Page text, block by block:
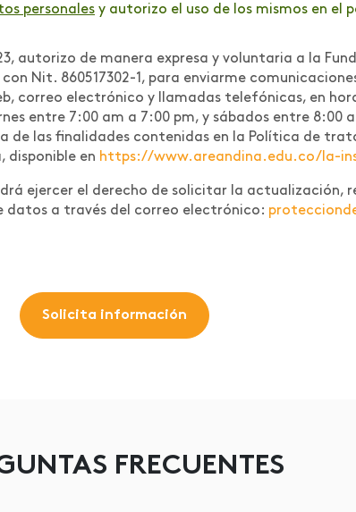
personales y autorizo el uso de los mismos en el
autorizo de manera expresa y voluntaria a la
Nit. 860517302-1, para enviarme
correo electrónico y llamadas telefónicas, en
entre 7:00 am a 7:00 pm, y sábados entre 8:00
de las finalidades contenidas en la Política de
disponible en https://www.areandina.edu.co/la-
ejercer el derecho de solicitar la actualización,
datos a través del correo electrónico:
Solicita información
FRECUENTES